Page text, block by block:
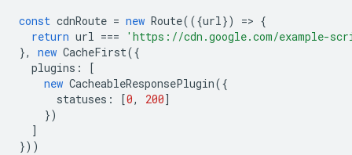
const cdnRoute = new Route(({url}) => {
return url ===
'https://cdn.google.com/example-
},
new CacheFirst({
plugins :
[
new CacheableResponsePlugin({
statuses : [0, 200]
})
]
}))